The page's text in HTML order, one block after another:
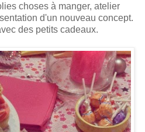
choses à manger, atelier
d'un nouveau concept.
des petits cadeaux.